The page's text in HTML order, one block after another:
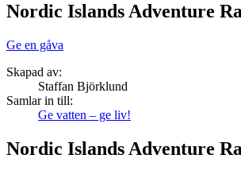
Nordic Islands Adventure
Ge en gåva
Skapad av:
Staffan Björklund
Samlar in till:
Ge vatten – ge liv!
Nordic Islands Adventure